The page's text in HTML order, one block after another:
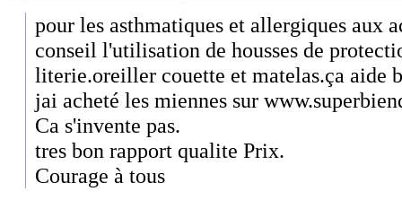
pour les asthmatiques et allergiques aux
conseil l'utilisation de housses de
literie.oreiller couette et matelas.ça aide
jai acheté les miennes sur
Ca s'invente pas.
tres bon rapport qualite Prix.
Courage à tous